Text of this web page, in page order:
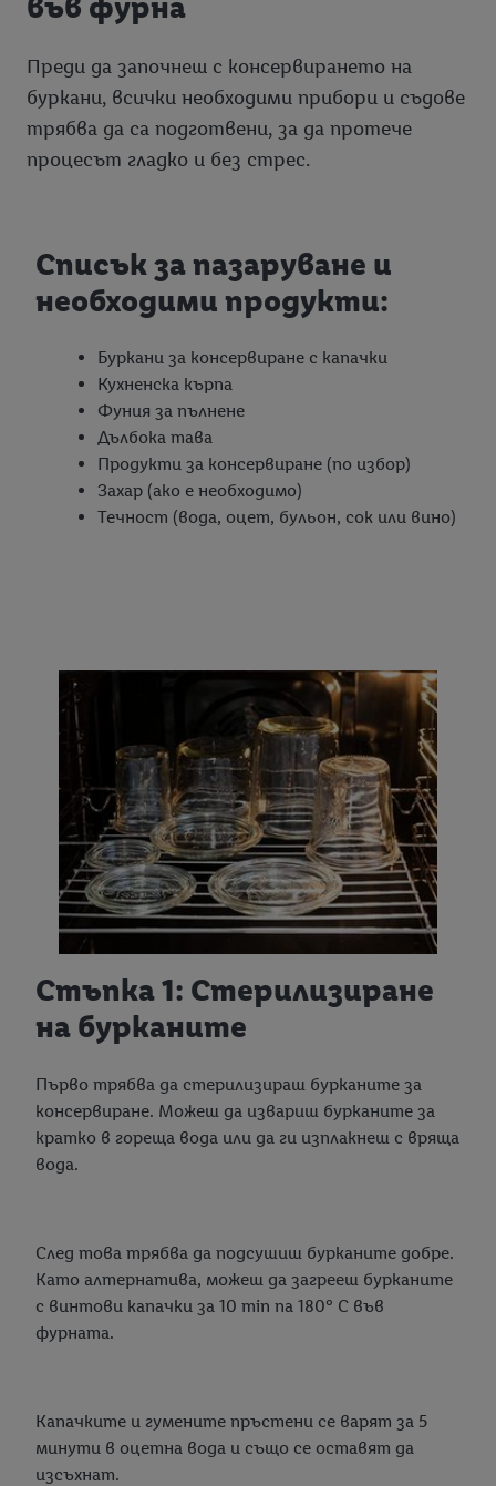
Преди да започнеш с консервирането на
буркани, всички необходими прибори и съдове
трябва да са подготвени, за да протече
процесът гладко и без стрес.
Списък за пазаруване и
необходими продукти:
Буркани за консервиране с капачки
Кухненска кърпа
Фуния за пълнене
Дълбока тава
Продукти за консервиране (по избор)
Захар (ако е необходимо)
Течност (вода, оцет, бульон, сок или вино)
Стъпка 1: Стерилизиране
на бурканите
Първо трябва да стерилизираш бурканите за
консервиране. Можеш да извариш бурканите за
кратко в гореща вода или да ги изплакнеш с вряща
вода.
След това трябва да подсушиш бурканите добре.
Като алтернатива, можеш да загрееш бурканите
с винтови капачки за 10 min na 180° C във
фурната.
Капачките и гумените пръстени се варят за 5
минути в оцетна вода и също се оставят да
изсъхнат.